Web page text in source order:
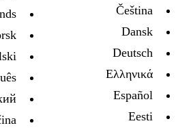
Čeština
Dansk
Deutsch
Ελληνικά
Español
Eesti